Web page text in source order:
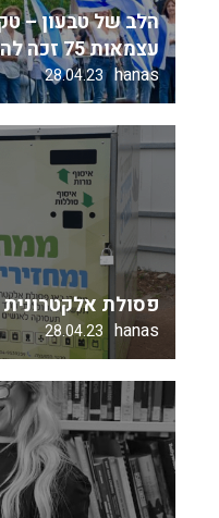
הלב של טבעון –
עצמאות 75 זכה להצלחה רבה גם השנה
hanas
28.04.23
פסולת
hanas
28.04.23